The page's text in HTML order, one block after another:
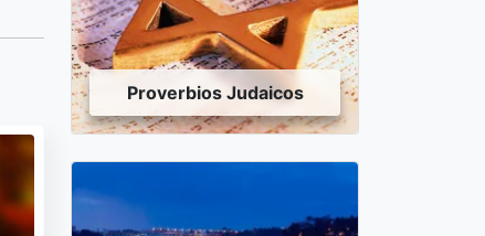
Proverbios Judaicos